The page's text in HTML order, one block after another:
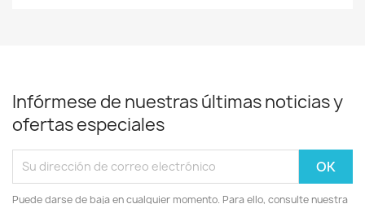
Infórmese de nuestras últimas noticias y
ofertas especiales
Puede darse de baja en cualquier momento. Para ello, consulte nuestra